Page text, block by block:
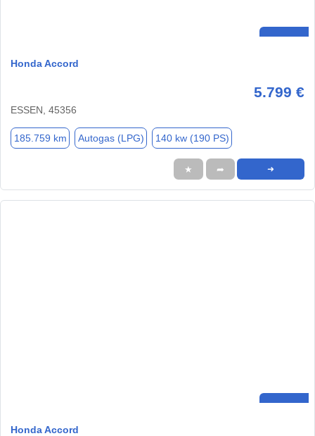
Honda Accord
5.799 €
ESSEN, 45356
185.759 km Autogas (LPG) 140 kw (190 PS)
★ ➦ ➜
Honda Accord